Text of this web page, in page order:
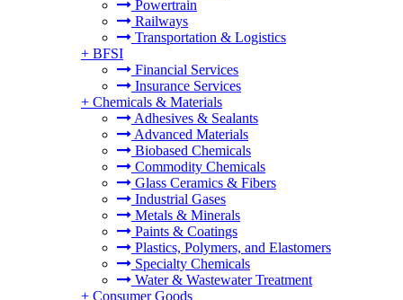
Powertrain
Railways
Transportation & Logistics
+ BFSI
Financial Services
Insurance Services
+ Chemicals & Materials
Adhesives & Sealants
Advanced Materials
Biobased Chemicals
Commodity Chemicals
Glass Ceramics & Fibers
Industrial Gases
Metals & Minerals
Paints & Coatings
Plastics, Polymers, and Elastomers
Specialty Chemicals
Water & Wastewater Treatment
+ Consumer Goods